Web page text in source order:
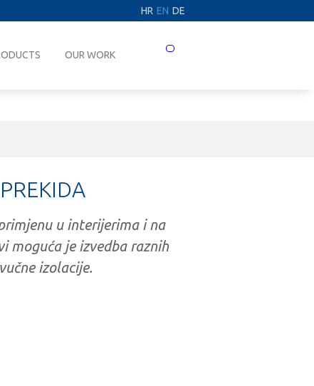
HR EN DE
Prebaci
OUR WORK
u interijerima i na
moguća je izvedba raznih
izolacije.